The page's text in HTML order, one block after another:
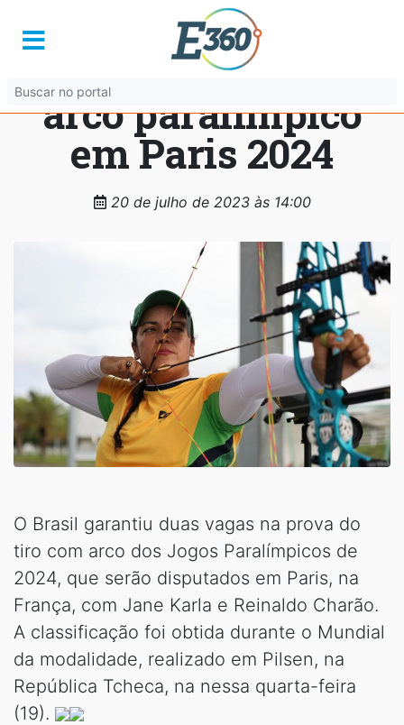
Brasil garante
vagas no tiro com
arco paralímpico
em Paris 2024
20 de julho de 2023 às 14:00
O Brasil garantiu duas vagas na prova do
tiro com arco dos Jogos Paralímpicos de
2024, que serão disputados em Paris, na
França, com Jane Karla e Reinaldo Charão.
A classificação foi obtida durante o Mundial
da modalidade, realizado em Pilsen, na
República Tcheca, na nessa quarta-feira
(19).